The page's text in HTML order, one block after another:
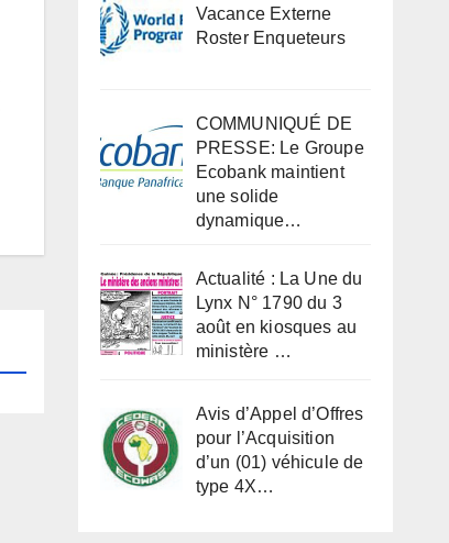
Vacance Externe
Roster Enqueteurs
COMMUNIQUÉ DE
PRESSE: Le Groupe
Ecobank maintient
une solide
dynamique…
Actualité : La Une du
Lynx N° 1790 du 3
août en kiosques au
ministère …
Avis d’Appel d’Offres
pour l’Acquisition
d’un (01) véhicule de
type 4X…